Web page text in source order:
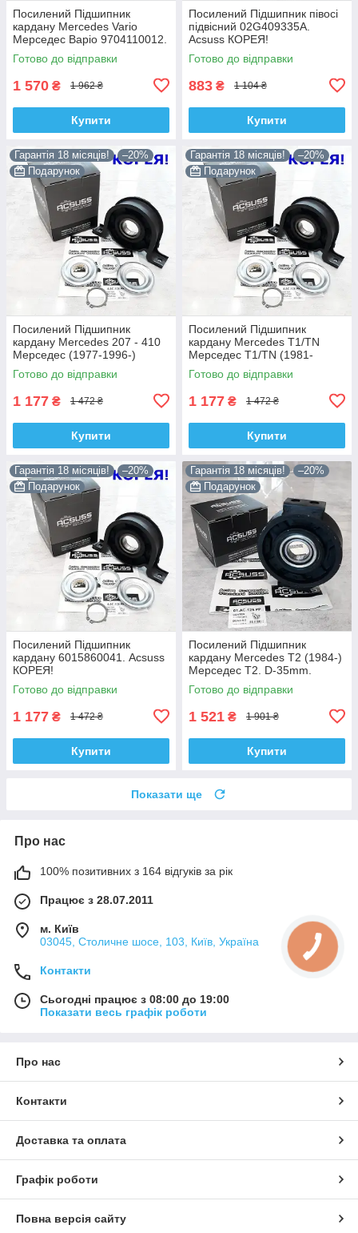
Посилений Підшипник
кардану Mercedes Vario
Мерседес Варіо 9704110012.
Acsuss КОРЕЯ!
Готово до відправки
1 570 ₴ 1 962 ₴
Купити
Посилений Підшипник півосі
підвісний 02G409335A.
Acsuss КОРЕЯ!
Готово до відправки
883 ₴ 1 104 ₴
Купити
Гарантія 18 місяців!
–20%
Подарунок
Посилений Підшипник
кардану Mercedes 207 - 410
Мерседес (1977-1996-)
6014101710. Acsuss КОРЕЯ!
Готово до відправки
1 177 ₴ 1 472 ₴
Купити
Гарантія 18 місяців!
–20%
Подарунок
Посилений Підшипник
кардану Mercedes T1/TN
Мерседес T1/TN (1981-
1995-) 6015860041. Acsuss
КОРЕЯ!
Готово до відправки
1 177 ₴ 1 472 ₴
Купити
Гарантія 18 місяців!
–20%
Подарунок
Посилений Підшипник
кардану 6015860041. Acsuss
КОРЕЯ!
Готово до відправки
1 177 ₴ 1 472 ₴
Купити
Гарантія 18 місяців!
–20%
Подарунок
Посилений Підшипник
кардану Mercedes T2 (1984-)
Мерседес Т2. D-35mm.
4604100222. Підвісний.
Acsuss КОРЕЯ!
Готово до відправки
1 521 ₴ 1 901 ₴
Купити
Показати ще
Про нас
100% позитивних з 164 відгуків за рік
Працює з 28.07.2011
м. Київ
03045, Столичне шосе, 103, Київ, Україна
Контакти
Сьогодні працює з 08:00 до 19:00
Показати весь графік роботи
Про нас
Контакти
Доставка та оплата
Графік роботи
Повна версія сайту